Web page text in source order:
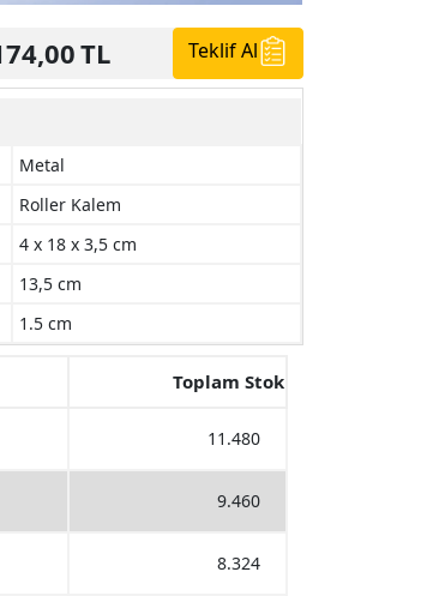
TL Teklif Al
Metal
Roller Kalem
4 x 18 x 3,5 cm
13,5 cm
1.5 cm
Toplam Stok
11.480
9.460
8.324